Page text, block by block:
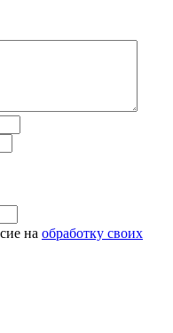
на обработку своих